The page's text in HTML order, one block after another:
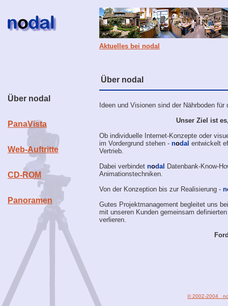
Aktuelles bei nodal
Über nodal
PanaVista
Web-Auftritte
CD-ROM
Panoramen
Über nodal
Ideen und Visionen sind der Nährboden für
Unser Ziel ist
Ob individuelle Internet-Konzepte oder
im Vordergrund stehen - nodal entwickelt
Vertrieb.
Dabei verbindet nodal Datenbank-Know-
Animationstechniken.
Von der Konzeption bis zur Realisierung - n
Gutes Projektmanagement begleitet uns
mit unseren Kunden gemeinsam
verlieren.
© 2002-2004